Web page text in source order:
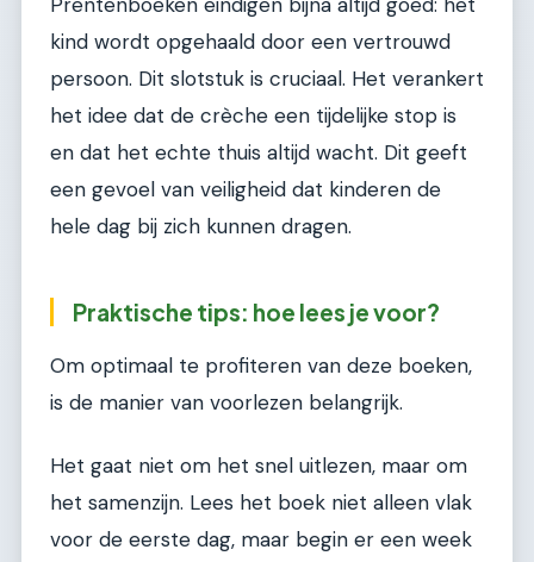
kind wordt opgehaald door een vertrouwd
persoon. Dit slotstuk is cruciaal. Het verankert
het idee dat de crèche een tijdelijke stop is
en dat het echte thuis altijd wacht. Dit geeft
een gevoel van veiligheid dat kinderen de
hele dag bij zich kunnen dragen.
Praktische tips: hoe lees je voor?
Om optimaal te profiteren van deze boeken,
is de manier van voorlezen belangrijk.
Het gaat niet om het snel uitlezen, maar om
het samenzijn. Lees het boek niet alleen vlak
voor de eerste dag, maar begin er een week